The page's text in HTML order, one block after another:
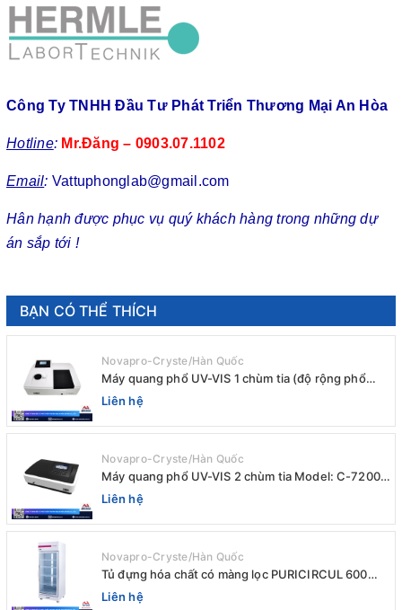
Công Ty TNHH Đầu Tư Phát Triển Thương Mại An Hòa
Hotline: Mr.Đăng – 0903.07.1102
Email: Vattuphonglab@gmail.com
Hân hạnh được phục vụ quý khách hàng trong những dự
án sắp tới !
BẠN CÓ THỂ THÍCH
Novapro-Cryste/Hàn Quốc
Máy quang phổ UV-VIS 1 chùm tia (độ rộng phổ
4nm) E-1000UV / Peak
Liên hệ
Novapro-Cryste/Hàn Quốc
Máy quang phổ UV-VIS 2 chùm tia Model: C-7200 /
Peak
Liên hệ
Novapro-Cryste/Hàn Quốc
Tủ đựng hóa chất có màng lọc PURICIRCUL 600
AIRTIGHT Novapro-Cryste/Hàn Quốc
Liên hệ